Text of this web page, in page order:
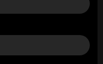
certo” que exista um
inteligência artificial